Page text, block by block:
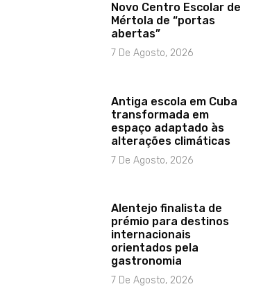
Novo Centro Escolar de
Mértola de “portas
abertas”
7 De Agosto, 2026
Antiga escola em Cuba
transformada em
espaço adaptado às
alterações climáticas
7 De Agosto, 2026
Alentejo finalista de
prémio para destinos
internacionais
orientados pela
gastronomia
7 De Agosto, 2026